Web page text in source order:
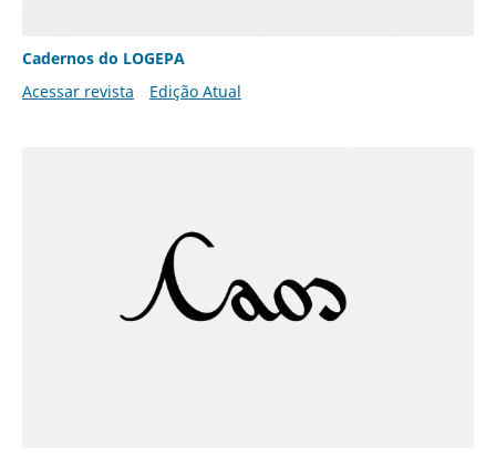
Cadernos do LOGEPA
Acessar revista
Edição Atual